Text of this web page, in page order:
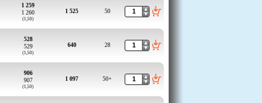
1 259
1 260
(1,50)
1 525 50
528
529
(1,50)
640 28
906
907
(1,50)
1 097 50+